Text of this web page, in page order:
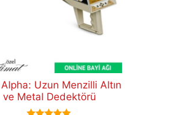
Uzun Menzilli Altın
ve Metal Dedektörü